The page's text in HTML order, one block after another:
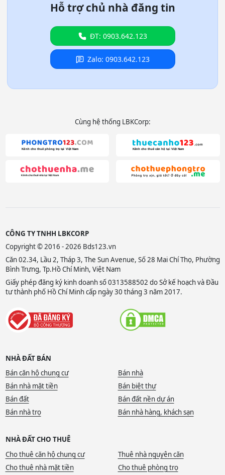
Hỗ trợ chủ nhà đăng tin
ĐT: 0903.642.123
Zalo: 0903.642.123
Cùng hệ thống LBKCorp:
CÔNG TY TNHH LBKCORP
Copyright © 2016 - 2026 Bds123.vn
Căn 02.34, Lầu 2, Tháp 3, The Sun Avenue, Số 28 Mai Chí Thọ, Phường
Bình Trưng, Tp.Hồ Chí Minh, Việt Nam
Giấy phép đăng ký kinh doanh số 0313588502 do Sở kế hoạch và Đầu
tư thành phố Hồ Chí Minh cấp ngày 30 tháng 3 năm 2017.
NHÀ ĐẤT BÁN
Bán căn hộ chung cư
Bán nhà
Bán nhà mặt tiền
Bán biệt thự
Bán đất
Bán đất nền dự án
Bán nhà trọ
Bán nhà hàng, khách sạn
NHÀ ĐẤT CHO THUÊ
Cho thuê căn hộ chung cư
Thuê nhà nguyên căn
Cho thuê nhà mặt tiền
Cho thuê phòng trọ